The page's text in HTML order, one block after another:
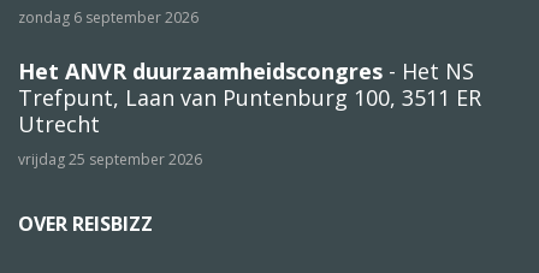
zondag 6 september 2026
Het ANVR duurzaamheidscongres - Het NS
Trefpunt, Laan van Puntenburg 100, 3511 ER
Utrecht
vrijdag 25 september 2026
OVER REISBIZZ